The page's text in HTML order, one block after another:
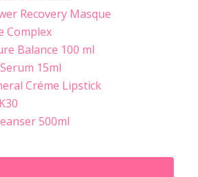
Recovery Masque
Complex
Balance 100 ml
15ml
Créme Lipstick
500ml